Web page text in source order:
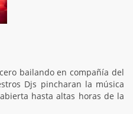
bailando en compañía del
Djs pincharan la música
hasta altas horas de la